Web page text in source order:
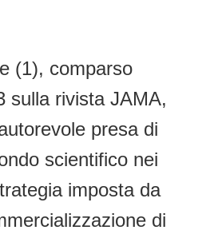
(1), comparso
sulla rivista JAMA,
presa di
scientifico nei
imposta da
di